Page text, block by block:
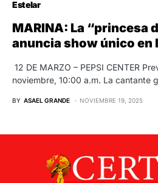
Estelar
MARINA: La “princesa
anuncia show único en
12 DE MARZO – PEPSI CENTER
noviembre, 10:00 a.m. La cantante
BY ASAEL GRANDE NOVIEMBRE 19, 2025